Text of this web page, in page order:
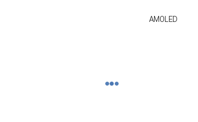
AMOLED